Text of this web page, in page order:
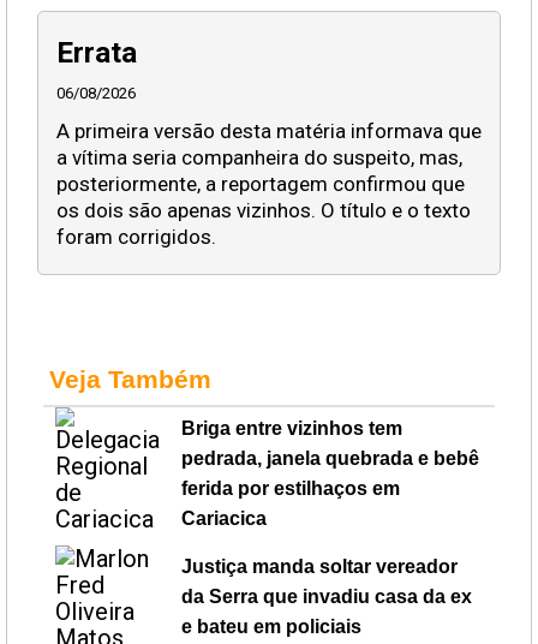
Errata
06/08/2026
A primeira versão desta matéria informava que
a vítima seria companheira do suspeito, mas,
posteriormente, a reportagem confirmou que
os dois são apenas vizinhos. O título e o texto
foram corrigidos.
Veja Também
Briga entre vizinhos tem
pedrada, janela quebrada e bebê
ferida por estilhaços em
Cariacica
Justiça manda soltar vereador
da Serra que invadiu casa da ex
e bateu em policiais